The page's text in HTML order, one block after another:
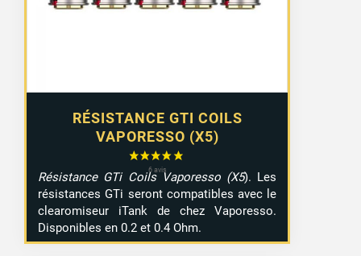
RÉSISTANCE GTI COILS
VAPORESSO (X5)
Résistance GTi Coils Vaporesso (X5). Les
résistances GTi seront compatibles avec le
clearomiseur iTank de chez Vaporesso.
Disponibles en 0.2 et 0.4 Ohm.